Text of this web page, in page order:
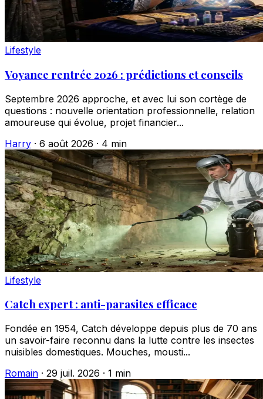
Lifestyle
Voyance rentrée 2026 : prédictions et conseils
Septembre 2026 approche, et avec lui son cortège de
questions : nouvelle orientation professionnelle, relation
amoureuse qui évolue, projet financier...
Harry · 6 août 2026 · 4 min
Lifestyle
Catch expert : anti-parasites efficace
Fondée en 1954, Catch développe depuis plus de 70 ans
un savoir-faire reconnu dans la lutte contre les insectes
nuisibles domestiques. Mouches, mousti...
Romain · 29 juil. 2026 · 1 min